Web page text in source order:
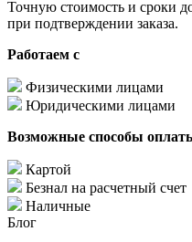
Точную стоимость и сроки
при подтверждении заказа.
Работаем с
Физическими лицами
Юридическими лицами
Возможные способы
Картой
Безнал на расчетный счет
Наличные
Блог